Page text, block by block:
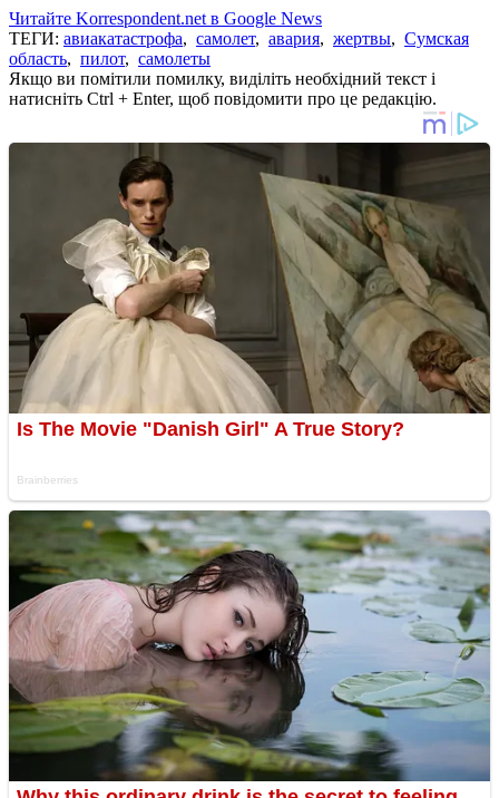
Читайте Korrespondent.net в Google News
ТЕГИ: авиакатастрофа, самолет, авария, жертвы, Сумская
область, пилот, самолеты
Якщо ви помітили помилку, виділіть необхідний текст і
натисніть Ctrl + Enter, щоб повідомити про це редакцію.